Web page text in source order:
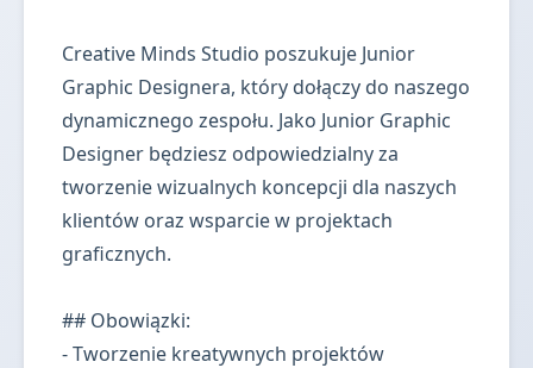
Creative Minds Studio poszukuje Junior
Graphic Designera, który dołączy do naszego
dynamicznego zespołu. Jako Junior Graphic
Designer będziesz odpowiedzialny za
tworzenie wizualnych koncepcji dla naszych
klientów oraz wsparcie w projektach
graficznych.
## Obowiązki:
- Tworzenie kreatywnych projektów